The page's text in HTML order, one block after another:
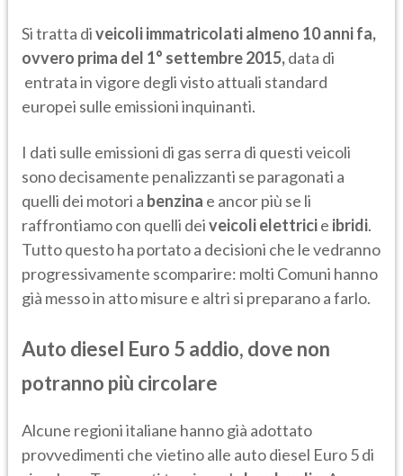
Si tratta diveicoli immatricolati almeno 10 anni fa,
ovvero prima del 1° settembre 2015,data di
entrata in vigore degli visto attuali standard
europei sulle emissioni inquinanti.
I dati sulle emissioni di gas serra di questi veicoli
sono decisamente penalizzanti se paragonati a
quelli dei motori a benzina e ancor più se li
raffrontiamo con quelli deiveicoli elettricie ibridi.
Tutto questo ha portato a decisioni che le vedranno
progressivamente scomparire: molti Comuni hanno
già messo in atto misure e altri si preparano a farlo.
Auto diesel Euro 5 addio, dove non
potranno più circolare
Alcune regioni italiane hanno già adottato
provvedimenti che vietino alle auto diesel Euro 5 di